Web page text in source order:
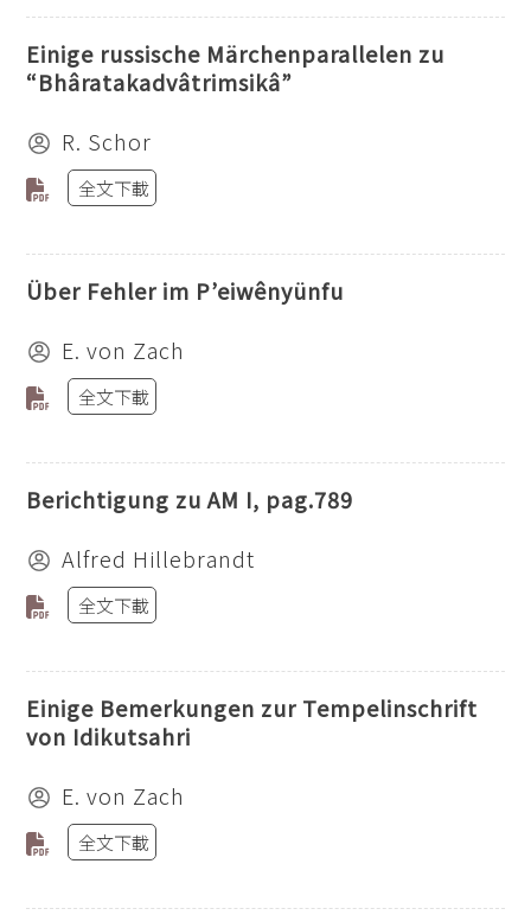
Einige russische Märchenparallelen zu
“Bhâratakadvâtrimsikâ”
R. Schor
全文下載
Über Fehler im P’eiwênyünfu
E. von Zach
全文下載
Berichtigung zu AM I, pag.789
Alfred Hillebrandt
全文下載
Einige Bemerkungen zur Tempelinschrift
von Idikutsahri
E. von Zach
全文下載